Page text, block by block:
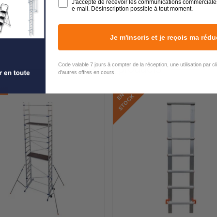
Best selling products
E
N
S
T
O
C
K
J'accepte de recevoir les communications
e-mail. Désinscription possible à tout moment.
Je m'inscris et je reçois ma
Code valable 7 jours à compter de la réception, une utilisation par
d'autres offres en cours.